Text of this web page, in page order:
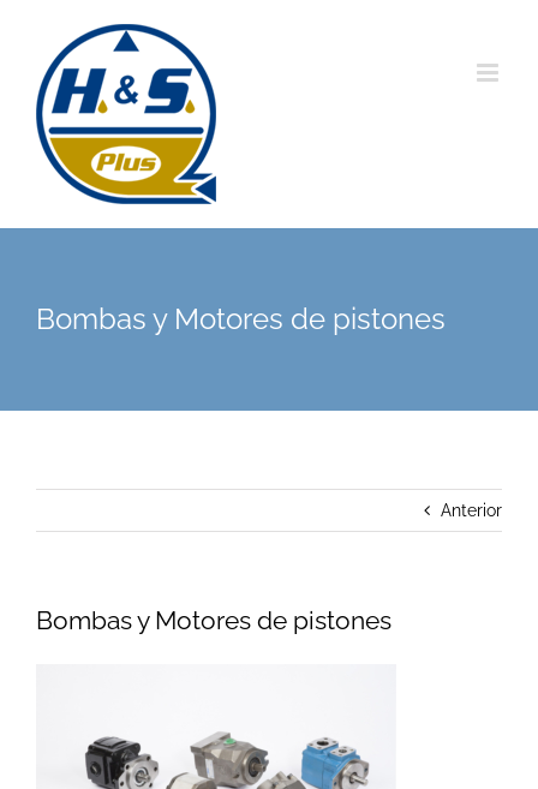
contenido
Bombas y Motores de pistones
Anterior
Bombas y Motores de pistones